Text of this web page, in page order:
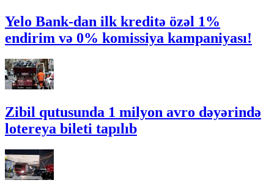
Yelo Bank-dan ilk kreditə özəl 1%
endirim və 0% komissiya kampaniyası!
Zibil qutusunda 1 milyon avro dəyərində
lotereya bileti tapılıb